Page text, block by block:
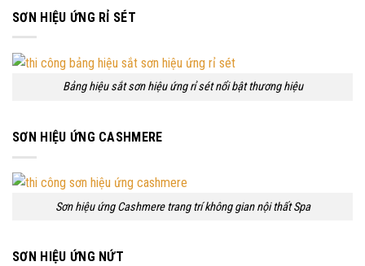
SƠN HIỆU ỨNG RỈ SÉT
Bảng hiệu sắt sơn hiệu ứng rỉ sét nổi bật thương hiệu
SƠN HIỆU ỨNG CASHMERE
Sơn hiệu ứng Cashmere trang trí không gian nội thất Spa
SƠN HIỆU ỨNG NỨT